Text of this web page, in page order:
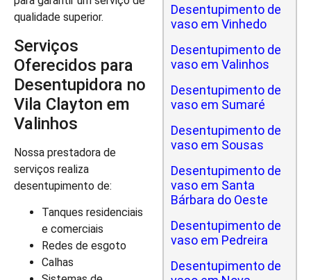
qualidade superior.
Serviços
Oferecidos para
Desentupidora no
Vila Clayton em
Valinhos
Nossa prestadora de
serviços realiza
desentupimento de:
Tanques residenciais
e comerciais
Redes de esgoto
Calhas
Desentupimento de
vaso em Vinhedo
Desentupimento de
vaso em Valinhos
Desentupimento de
vaso em Sumaré
Desentupimento de
vaso em Sousas
Desentupimento de
vaso em Santa
Bárbara do Oeste
Desentupimento de
vaso em Pedreira
Desentupimento de